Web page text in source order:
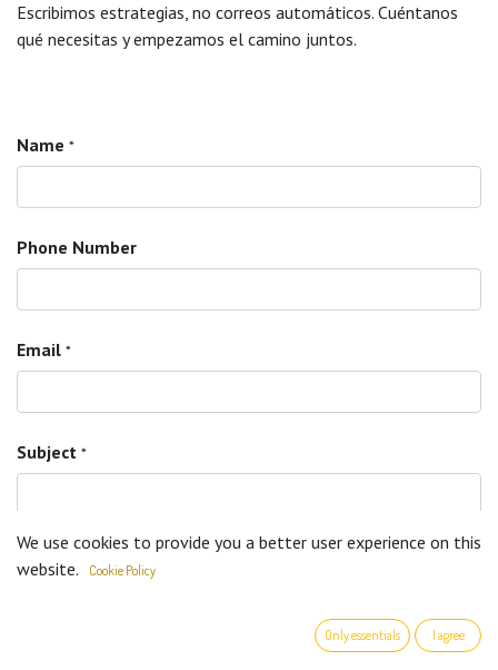
Escribimos estrategias, no correos automáticos. Cuéntanos
qué necesitas y empezamos el camino juntos.
Name *
Phone Number
Email *
Subject *
Question *
We use cookies to provide you a better user experience on this
website.
Cookie Policy
Only essentials I agree